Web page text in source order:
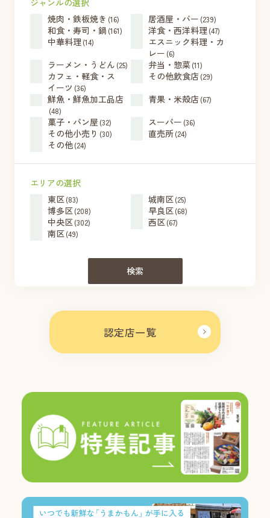
認定店一覧
焼肉・鉄板焼き (16) 居酒屋・バー (239)
和食・寿司・鍋 (161) 洋食・西洋料理 (47)
中華料理 (14)
エスニック料理・カ
レー (6)
ラーメン・うどん (25) 弁当・惣菜(11)
カフェ・軽食・ス
イーツ (36)
その他飲食店(29)
鮮魚・鮮魚加工品店
(48)
青果・米殻店(67)
菓子・パン屋 (32) スーパー (36)
その他小売り (30) 直売所(24)
その他(24)
エリアの選択
東区(83) 城南区(25)
博多区(208) 早良区(68)
中央区(302) 西区(67)
南区(49)
検索